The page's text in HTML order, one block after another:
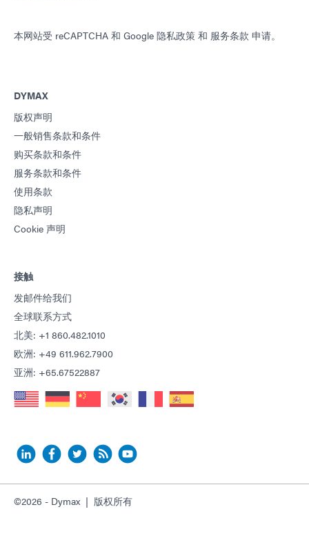
本网站受 reCAPTCHA 和 Google 隐私政策 和 服务条款 申请。
DYMAX
版权声明
一般销售条款和条件
购买条款和条件
服务条款和条件
使用条款
隐私声明
Cookie 声明
接触
发邮件给我们
全球联系方式
北美: +1 860.482.1010
欧洲: +49 611.962.7900
亚洲: +65.67522887
©2026 - Dymax | 版权所有